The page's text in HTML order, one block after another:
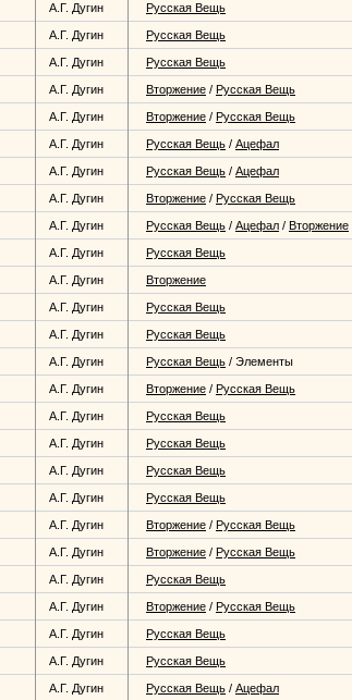
А.Г. Дугин Русская Вещь
А.Г. Дугин Русская Вещь
А.Г. Дугин Русская Вещь
А.Г. Дугин Вторжение / Русская Вещь
А.Г. Дугин Вторжение / Русская Вещь
А.Г. Дугин Русская Вещь / Ацефал
А.Г. Дугин Русская Вещь / Ацефал
А.Г. Дугин Вторжение / Русская Вещь
А.Г. Дугин Русская Вещь / Ацефал / Вторжение
А.Г. Дугин Русская Вещь
А.Г. Дугин Вторжение
А.Г. Дугин Русская Вещь
А.Г. Дугин Русская Вещь
А.Г. Дугин Русская Вещь / Элементы
А.Г. Дугин Вторжение / Русская Вещь
А.Г. Дугин Русская Вещь
А.Г. Дугин Русская Вещь
А.Г. Дугин Русская Вещь
А.Г. Дугин Русская Вещь
А.Г. Дугин Вторжение / Русская Вещь
А.Г. Дугин Вторжение / Русская Вещь
А.Г. Дугин Русская Вещь
А.Г. Дугин Вторжение / Русская Вещь
А.Г. Дугин Русская Вещь
А.Г. Дугин Русская Вещь
А.Г. Дугин Русская Вещь / Ацефал